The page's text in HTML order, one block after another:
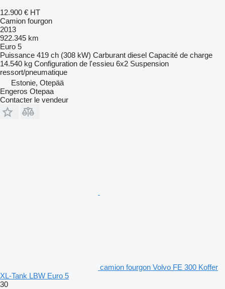
12.900 € HT
Camion fourgon
2013
922.345 km
Euro 5
Puissance 419 ch (308 kW) Carburant diesel Capacité de charge
14.540 kg Configuration de l'essieu 6x2 Suspension
ressort/pneumatique
Estonie, Otepää
Engeros Otepaa
Contacter le vendeur
camion fourgon Volvo FE 300 Koffer
XL-Tank LBW Euro 5
30